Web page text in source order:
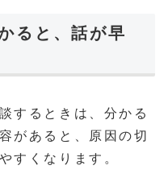
ると、話が早
するときは、分かる
があると、原因の切
すくなります。